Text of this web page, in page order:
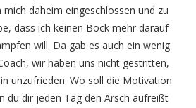
daheim eingeschlossen und zu
dass ich keinen Bock mehr darauf
will. Da gab es auch ein wenig
wir haben uns nicht gestritten,
unzufrieden. Wo soll die Motivation
du dir jeden Tag den Arsch aufreißt